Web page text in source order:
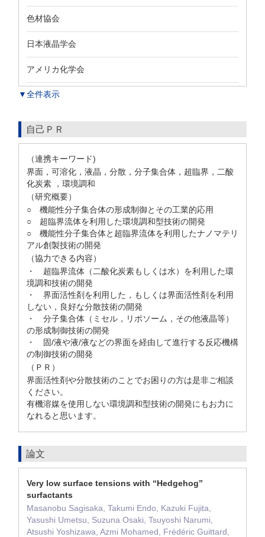
色材協会
日本液晶学会
アメリカ化学会
▼全件表示
自己ＰＲ
（連携キーワード)
界面，可溶化，液晶，分散，分子集合体，超臨界，二酸
化炭素 ，環境調和
（研究概要）
○ 機能性分子集合体の形成制御とその工業的応用
○ 超臨界流体を利用した環境調和型技術の開発
○ 機能性分子集合体と超臨界流体を利用したナノマテリ
アル創製技術の開発
（協力できる内容）
・ 超臨界流体（二酸化炭素もしくは水）を利用した環
境調和技術の開発
・ 界面活性剤を利用した，もしくは界面活性剤を利用
しない，良好な分散技術の開発
・ 分子集合体（ミセル，リポソーム，その他液晶等）
の形成制御技術の開発
・ 固/液や液/液などの界面を経由して進行する反応機構
の制御技術の開発
（ＰＲ）
界面活性剤や分散技術のことでお困りの方は是非ご相談
ください。
有機溶媒を使用しない環境調和型技術の開発にもお力に
なれると思います。
論文
Very low surface tensions with “Hedgehog”
surfactants
Masanobu Sagisaka, Takumi Endo, Kazuki Fujita,
Yasushi Umetsu, Suzuna Osaki, Tsuyoshi Narumi,
Atsushi Yoshizawa, Azmi Mohamed, Frédéric Guittard,